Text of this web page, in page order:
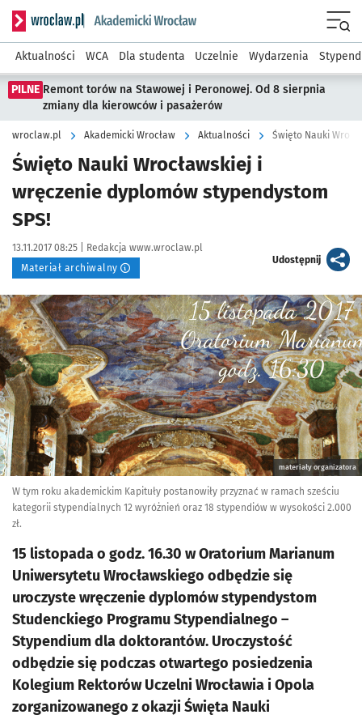
Serwis informacyjny wroclaw.pl podserwis: Akademicki
Aktualności WCA Dla studenta Uczelnie Wydarzenia
PILNE Remont torów na Stawowej i Peronowej. Od 8 sierpnia
zmiany dla kierowców i pasażerów
wroclaw.pl Akademicki Wrocław Aktualności Święto Nauki
Święto Nauki Wrocławskiej i
wręczenie dyplomów stypendystom
SPS!
Data publikacji:
13.11.2017 08:25 | Autor:
Redakcja www.wroclaw.pl
Materiał archiwalny
Udostępnijartykuł
Kliknij, aby powiększyć
materiały organizatora
W tym roku akademickim Kapituły postanowiły przyznać w ramach sześciu
kategorii stypendialnych 12 wyróżnień oraz 18 stypendiów w wysokości 2.000
zł.
15 listopada o godz. 16.30 w Oratorium Marianum
Uniwersytetu Wrocławskiego odbędzie się
uroczyste wręczenie dyplomów stypendystom
Studenckiego Programu Stypendialnego –
Stypendium dla doktorantów. Uroczystość
odbędzie się podczas otwartego posiedzenia
Kolegium Rektorów Uczelni Wrocławia i Opola
zorganizowanego z okazji Święta Nauki